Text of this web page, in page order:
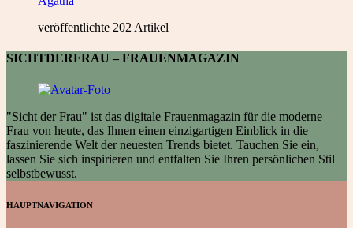
veröffentlichte 202 Artikel
SICHTDERFRAU – FRAUENMAGAZIN
"Sicht der Frau" ist das digitale Frauenmagazin für die moderne
Frau von heute, das Ihnen einen einzigartigen Einblick in die
faszinierende Welt der neuesten Trends bietet. Tauchen Sie ein,
lassen Sie sich inspirieren und entfalten Sie Ihren persönlichen Stil
selbstbewusst.
HAUPTNAVIGATION